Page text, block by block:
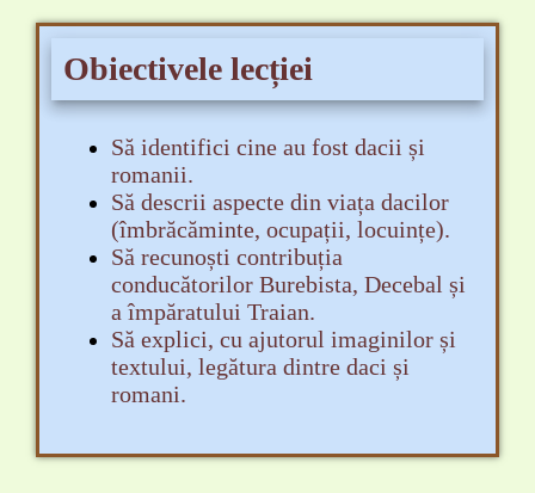
Obiectivele lecției
Să identifici cine au fost dacii și
romanii.
Să descrii aspecte din viața dacilor
(îmbrăcăminte, ocupații, locuințe).
Să recunoști contribuția
conducătorilor Burebista, Decebal și
a împăratului Traian.
Să explici, cu ajutorul imaginilor și
textului, legătura dintre daci și
romani.